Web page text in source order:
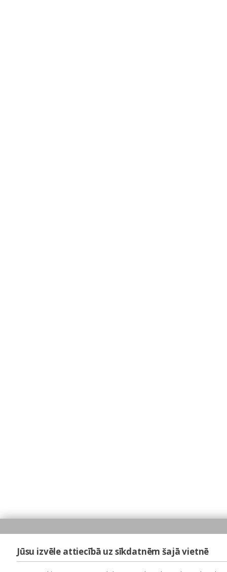
Jūsu izvēle attiecībā uz sīkdatnēm šajā vietnē